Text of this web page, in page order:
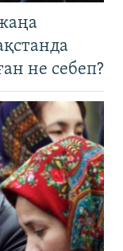
не себеп?